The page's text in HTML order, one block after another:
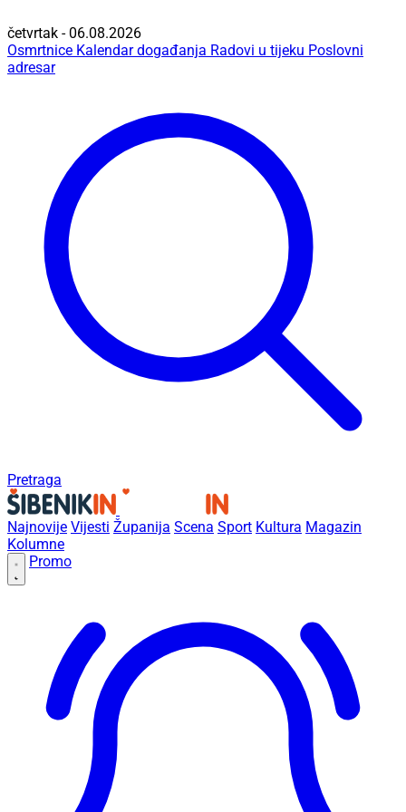
četvrtak - 06.08.2026
Osmrtnice Kalendar događanja Radovi u tijeku Poslovni
adresar
Pretraga
Najnovije Vijesti Županija Scena Sport Kultura Magazin
Kolumne
Promo